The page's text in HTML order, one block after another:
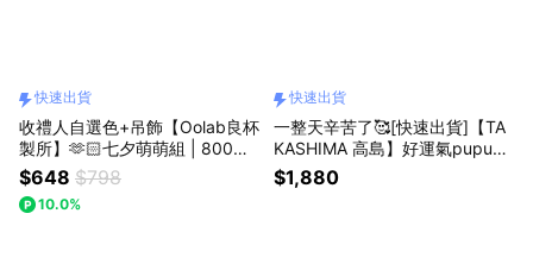
快速出貨
收禮人自選色+吊飾【Oolab良杯
製所】🫶🏻七夕萌萌組 | 800ml
豆沙吸管杯 鼠鼠吊飾組🚗快速出
貨
$648 $798
10.0%
快速出貨
一整天辛苦了🥰[快速出貨]【TA
KASHIMA 高島】好運氣pupu氣
壓熱敷按摩器 M-301 無線腿部
按摩器 美腿機(獅子座禮物/生日
$1,880